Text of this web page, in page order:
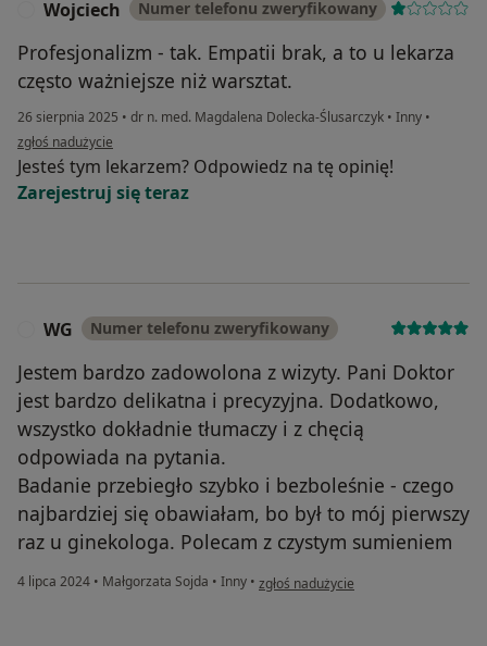
Wojciech Numer telefonu zweryfikowany
Profesjonalizm - tak. Empatii brak, a to u lekarza
często ważniejsze niż warsztat.
26 sierpnia 2025 • dr n. med. Magdalena Dolecka-Ślusarczyk • Inny •
w opinii użytkownika Wojciech
zgłoś nadużycie
Jesteś tym lekarzem? Odpowiedz na tę opinię!
Zarejestruj się teraz
WG Numer telefonu zweryfikowany
Jestem bardzo zadowolona z wizyty. Pani Doktor
jest bardzo delikatna i precyzyjna. Dodatkowo,
wszystko dokładnie tłumaczy i z chęcią
odpowiada na pytania.
Badanie przebiegło szybko i bezboleśnie - czego
najbardziej się obawiałam, bo był to mój pierwszy
raz u ginekologa. Polecam z czystym sumieniem
4 lipca 2024 • Małgorzata Sojda • Inny • w opinii użytkownika WG
zgłoś nadużycie